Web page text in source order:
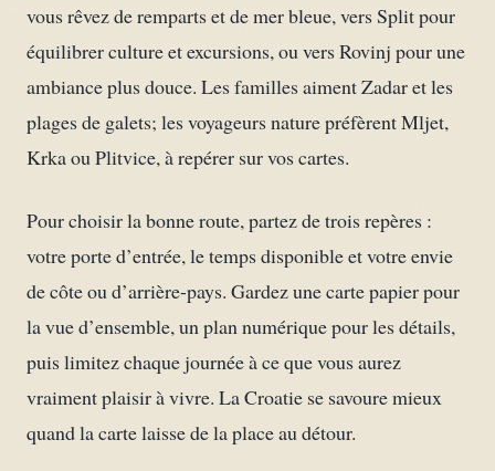
vous rêvez de remparts et de mer bleue, vers Split pour
équilibrer culture et excursions, ou vers Rovinj pour une
ambiance plus douce. Les familles aiment Zadar et les
plages de galets; les voyageurs nature préfèrent Mljet,
Krka ou Plitvice, à repérer sur vos cartes.
Pour choisir la bonne route, partez de trois repères :
votre porte d’entrée, le temps disponible et votre envie
de côte ou d’arrière-pays. Gardez une carte papier pour
la vue d’ensemble, un plan numérique pour les détails,
puis limitez chaque journée à ce que vous aurez
vraiment plaisir à vivre. La Croatie se savoure mieux
quand la carte laisse de la place au détour.